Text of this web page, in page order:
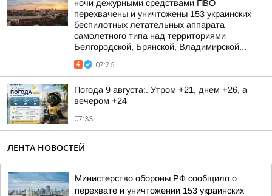
ночи дежурными средствами ПВО
перехвачены и уничтожены 153 украинских
беспилотных летательных аппарата
самолетного типа над территориями
Белгородской, Брянской, Владимирской...
07:26
Погода 9 августа:. Утром +21, днем +26, а
вечером +24
07:33
ЛЕНТА НОВОСТЕЙ
Министерство обороны РФ сообщило о
перехвате и уничтожении 153 украинских